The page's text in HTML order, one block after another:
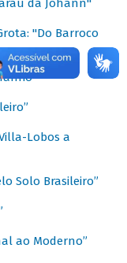
da Johann"
"Do Barroco
Lobos a
Solo Brasileiro”
ao Moderno”